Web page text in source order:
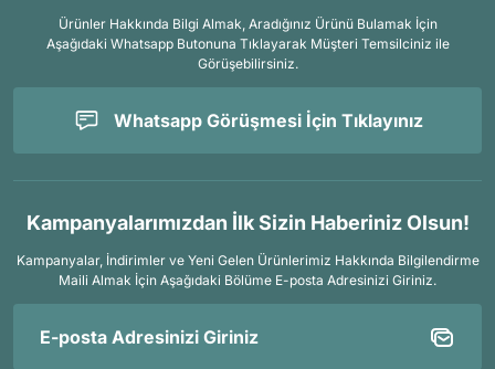
Ürünler Hakkında Bilgi Almak, Aradığınız Ürünü Bulamak İçin
Aşağıdaki Whatsapp Butonuna Tıklayarak Müşteri Temsilciniz ile
Görüşebilirsiniz.
Whatsapp Görüşmesi İçin Tıklayınız
Kampanyalarımızdan İlk Sizin Haberiniz Olsun!
Kampanyalar, İndirimler ve Yeni Gelen Ürünlerimiz Hakkında Bilgilendirme
Maili Almak İçin Aşağıdaki Bölüme E-posta Adresinizi Giriniz.